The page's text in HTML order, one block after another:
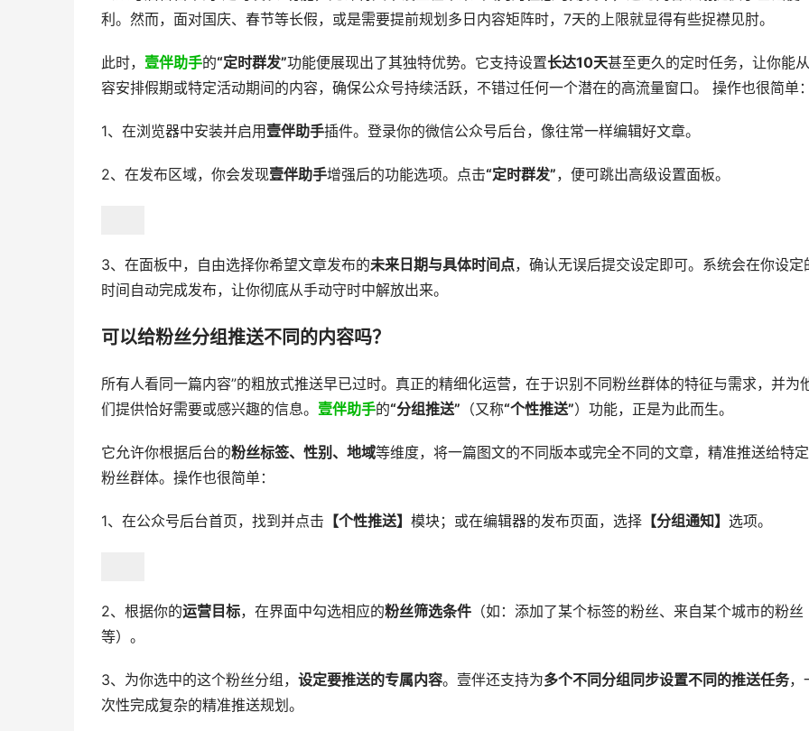
利。然而，面对国庆、春节等长假，或是需要提前规划多日内容矩阵时，7天的上限就显得有些捉襟见肘。
此时， 壹伴助手的“定时群发”功能便展现出了其独特优势。它支持设置长达10天甚至更久的定时任务，让你能从
容安排假期或特定活动期间的内容，确保公众号持续活跃，不错过任何一个潜在的高流量窗口。 操作也很简单
1、在浏览器中安装并启用 壹伴助手插件。登录你的微信公众号后台，像往常一样编辑好文章。
2、在发布区域，你会发现壹伴助手增强后的功能选项。点击“定时群发”，便可跳出高级设置面板。
3、在面板中，自由选择你希望文章发布的未来日期与具体时间点，确认无误后提交设定即可。系统会在你设定
时间自动完成发布，让你彻底从手动守时中解放出来。
可以给粉丝分组推送不同的内容吗？
所有人看同一篇内容”的粗放式推送早已过时。真正的精细化运营，在于识别不同粉丝群体的特征与需求，并为
们提供恰好需要或感兴趣的信息。 壹伴助手的“分组推送” （又称“个性推送”）功能，正是为此而生。
它允许你根据后台的粉丝标签、性别、地域等维度，将一篇图文的不同版本或完全不同的文章，精准推送给特
粉丝群体。操作也很简单：
1、在公众号后台首页，找到并点击 【个性推送】 模块；或在编辑器的发布页面，选择 【分组通知】 选项。
2、根据你的运营目标，在界面中勾选相应的粉丝筛选条件 （如：添加了某个标签的粉丝、来自某个城市的粉丝
等）。
3、为你选中的这个粉丝分组， 设定要推送的专属内容。壹伴还支持为多个不同分组同步设置不同的推送任务，
次性完成复杂的精准推送规划。